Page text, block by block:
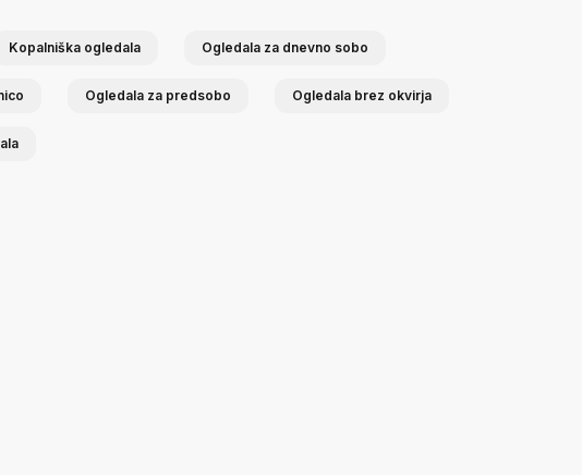
Kopalniška ogledala Ogledala za dnevno sobo
Ogledala za predsobo Ogledala brez okvirja